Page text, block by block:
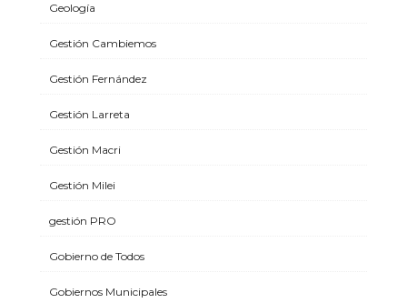
Geología
Gestión Cambiemos
Gestión Fernández
Gestión Larreta
Gestión Macri
Gestión Milei
gestión PRO
Gobierno de Todos
Gobiernos Municipales